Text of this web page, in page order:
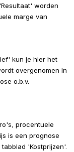
worden
marge van
kun je hier het
overgenomen in
o.b.v.
procentuele
is een prognose
'Kostprijzen'.